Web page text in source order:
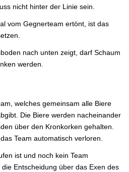
nicht hinter der Linie sein.
vom Gegnerteam ertönt, ist das
nach unten zeigt, darf Schaum
werden.
welches gemeinsam alle Biere
Die Biere werden nacheinander
über den Kronkorken gehalten.
Team automatisch verloren.
ist und noch kein Team
Entscheidung über das Exen des